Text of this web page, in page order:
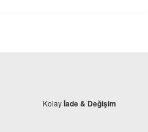
Kolayİade & Değişim